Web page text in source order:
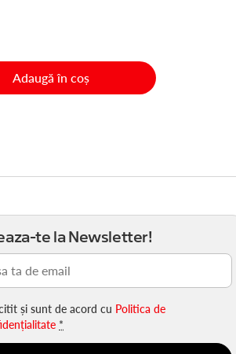
Adaugă în coș
te la Newsletter!
și sunt de acord cu Politica de
*